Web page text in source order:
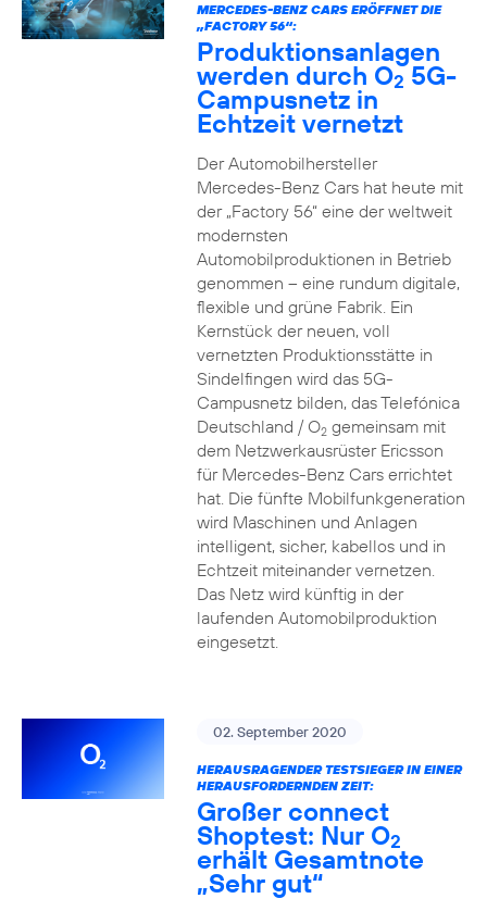
MERCEDES-BENZ CARS ERÖFFNET DIE
„FACTORY 56“:
Produktionsanlagen
werden durch O25G-
Campusnetz in
Echtzeit vernetzt
Der Automobilhersteller
Mercedes-Benz Cars hat heute mit
der „Factory 56“ eine der weltweit
modernsten
Automobilproduktionen in Betrieb
genommen – eine rundum digitale,
flexible und grüne Fabrik. Ein
Kernstück der neuen, voll
vernetzten Produktionsstätte in
Sindelfingen wird das 5G-
Campusnetz bilden, das Telefónica
Deutschland / O2gemeinsam mit
dem Netzwerkausrüster Ericsson
für Mercedes-Benz Cars errichtet
hat. Die fünfte Mobilfunkgeneration
wird Maschinen und Anlagen
intelligent, sicher, kabellos und in
Echtzeit miteinander vernetzen.
Das Netz wird künftig in der
laufenden Automobilproduktion
eingesetzt.
02. September 2020
HERAUSRAGENDER TESTSIEGER IN EINER
HERAUSFORDERNDEN ZEIT:
Großer connect
Shoptest: Nur O2
erhält Gesamtnote
„Sehr gut“